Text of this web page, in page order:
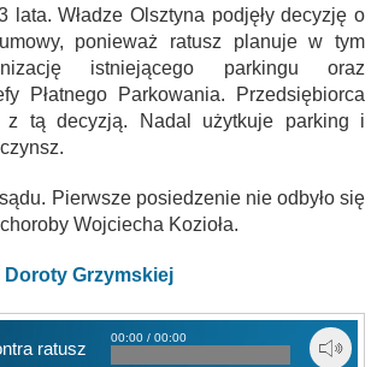
lata. Władze Olsztyna podjęły decyzję o
umowy, ponieważ ratusz planuje w tym
istniejącego parkingu oraz
Płatnego Parkowania. Przedsiębiorca
z tą decyzją. Nadal użytkuje parking i
Pierwsze posiedzenie nie odbyło się
Wojciecha Kozioła.
Doroty Grzymskiej
ratusz
00:00 / 00:00